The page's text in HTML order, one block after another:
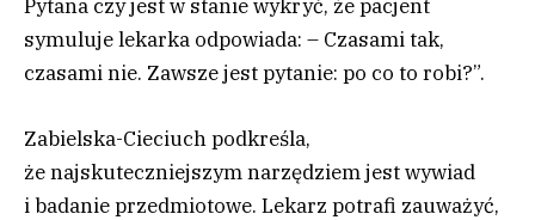
Pytana czy jest w stanie wykryć, że pacjent
symuluje lekarka odpowiada: – Czasami tak,
czasami nie. Zawsze jest pytanie: po co to robi?”.
Zabielska-Cieciuch podkreśla,
że najskuteczniejszym narzędziem jest wywiad
i badanie przedmiotowe. Lekarz potrafi zauważyć,